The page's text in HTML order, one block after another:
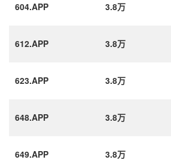
604.APP 3.8万
612.APP 3.8万
623.APP 3.8万
648.APP 3.8万
649.APP 3.8万